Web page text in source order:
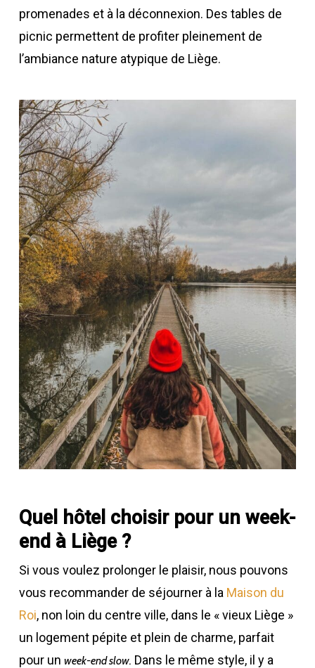
promenades et à la déconnexion. Des tables de
picnic permettent de profiter pleinement de
l’ambiance nature atypique de Liège.
Quel hôtel choisir pour un week-
end à Liège ?
Si vous voulez prolonger le plaisir, nous pouvons
vous recommander de séjourner à la Maison du
Roi, non loin du centre ville, dans le « vieux Liège »
un logement pépite et plein de charme, parfait
pour un week-end slow. Dans le même style, il y a